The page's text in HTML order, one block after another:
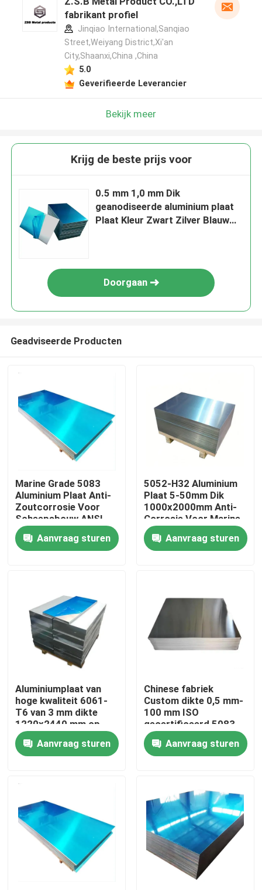
Thuis
video's
Over ons
Fabriekstocht
Kwaliteitscontrole
Nieuws
Vraag een offerte
fabrikant profiel
Jinqiao International,Sanqiao
Street,Weiyang District,Xi'an
City,Shaanxi,China ,China
5.0
Geverifieerde Leverancier
Bekijk meer
Krijg de beste prijs voor
0.5 mm 1,0 mm Dik
geanodiseerde aluminium plaat
Plaat Kleur Zwart Zilver Blauw
Doorgaan
Geadviseerde Producten
Marine Grade 5083
Aluminium Plaat Anti-
Zoutcorrosie Voor
Scheepsbouw ANSI
Gecertificeerd
Aanvraag sturen
5052-H32 Aluminium
Plaat 5-50mm Dik
1000x2000mm Anti-
Corrosie Voor Marine
Constructie
Aanvraag sturen
Aluminiumplaat van
hoge kwaliteit 6061-
T6 van 3 mm dikte
1220x2440 mm op
maat gesneden voor
industriële toepassing
in de luchtvaart
Aanvraag sturen
Chinese fabriek
Custom dikte 0,5 mm-
100 mm ISO
gecertificeerd 5083
H111 legering 1060
Pure aluminium plaat
Aanvraag sturen